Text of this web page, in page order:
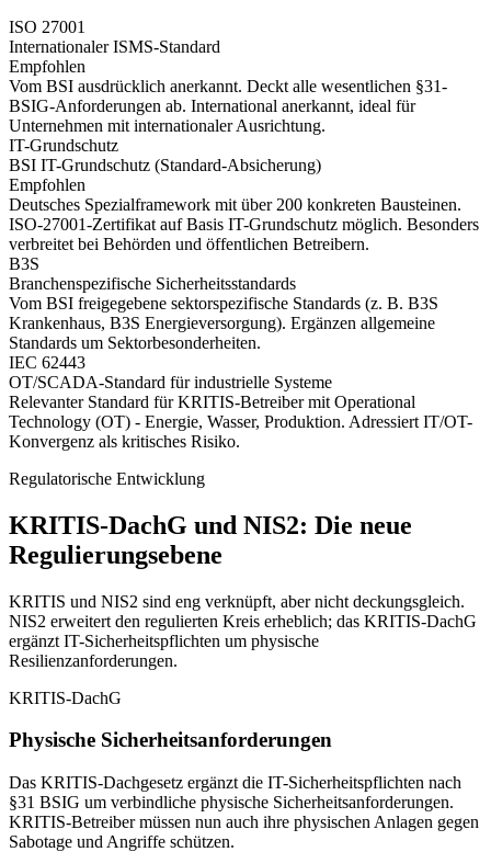
ISO 27001
Internationaler ISMS-Standard
Empfohlen
Vom BSI ausdrücklich anerkannt. Deckt alle wesentlichen §31-
BSIG-Anforderungen ab. International anerkannt, ideal für
Unternehmen mit internationaler Ausrichtung.
IT-Grundschutz
BSI IT-Grundschutz (Standard-Absicherung)
Empfohlen
Deutsches Spezialframework mit über 200 konkreten Bausteinen.
ISO-27001-Zertifikat auf Basis IT-Grundschutz möglich. Besonders
verbreitet bei Behörden und öffentlichen Betreibern.
B3S
Branchenspezifische Sicherheitsstandards
Vom BSI freigegebene sektorspezifische Standards (z. B. B3S
Krankenhaus, B3S Energieversorgung). Ergänzen allgemeine
Standards um Sektorbesonderheiten.
IEC 62443
OT/SCADA-Standard für industrielle Systeme
Relevanter Standard für KRITIS-Betreiber mit Operational
Technology (OT) - Energie, Wasser, Produktion. Adressiert IT/OT-
Konvergenz als kritisches Risiko.
Regulatorische Entwicklung
KRITIS-DachG und NIS2: Die neue
Regulierungsebene
KRITIS und NIS2 sind eng verknüpft, aber nicht deckungsgleich.
NIS2 erweitert den regulierten Kreis erheblich; das KRITIS-DachG
ergänzt IT-Sicherheitspflichten um physische
Resilienzanforderungen.
KRITIS-DachG
Physische Sicherheitsanforderungen
Das KRITIS-Dachgesetz ergänzt die IT-Sicherheitspflichten nach
§31 BSIG um verbindliche physische Sicherheitsanforderungen.
KRITIS-Betreiber müssen nun auch ihre physischen Anlagen gegen
Sabotage und Angriffe schützen.